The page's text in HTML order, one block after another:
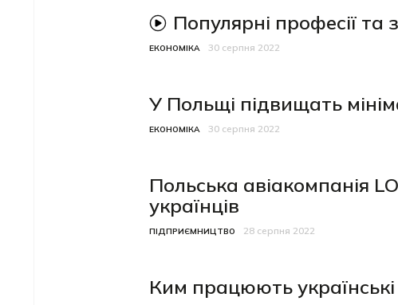
відео-матеріал
Популярні професії та
Категорія
ЕКОНОМІКА
Дата публікації
30 серпня 2022
У Польщі підвищать
Категорія
ЕКОНОМІКА
Дата публікації
30 серпня 2022
Польська авіакомпанія
українців
Категорія
ПІДПРИЄМНИЦТВО
Дата публікації28 серпня 2022
Ким працюють